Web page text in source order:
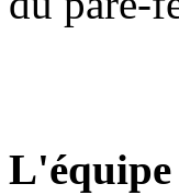
L'équipe